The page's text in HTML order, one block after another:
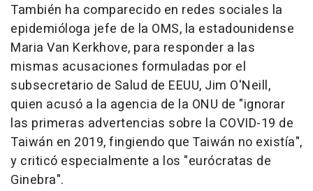
También ha comparecido en redes sociales la
epidemióloga jefe de la OMS, la estadounidense
Maria Van Kerkhove, para responder a las
mismas acusaciones formuladas por el
subsecretario de Salud de EEUU, Jim O'Neill,
quien acusó a la agencia de la ONU de "ignorar
las primeras advertencias sobre la COVID-19 de
Taiwán en 2019, fingiendo que Taiwán no existía",
y criticó especialmente a los "eurócratas de
Ginebra".